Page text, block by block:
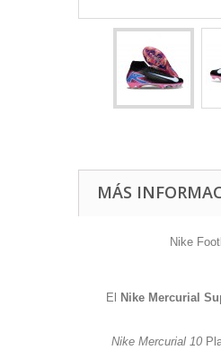
MÁS
Nike
El Nike Mercurial
Nike Mercurial 10